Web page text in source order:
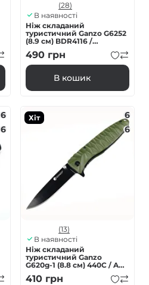
(28)
В наявності
Ніж складаний
туристичний Ganzo G6252
(8.9 см) BDR4116 /
fiberglass чорний
490 грн
В кошик
6
6
Хіт
6
6
(13)
В наявності
Ніж складаний
туристичний Ganzo
G620g-1 (8.8 см) 440C / ABS
зелений
410 грн